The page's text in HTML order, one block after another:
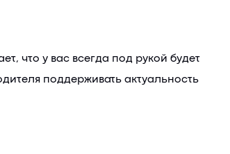
что у вас всегда под рукой будет
поддерживать актуальность